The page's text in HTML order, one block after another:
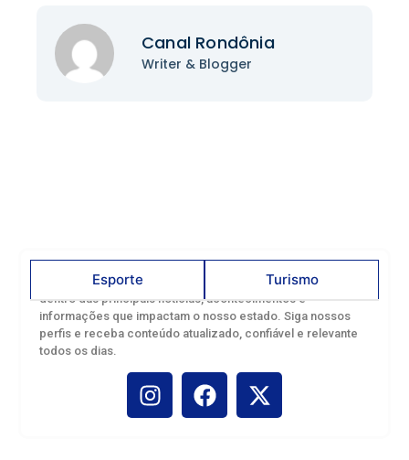
Canal Rondônia
Writer & Blogger
Esporte Turismo
Troca de figurinhas reúne famílias
em tarde de diversão na Rua do Hexa
Porto Velho agora é Capital nacional
da pesca esportiva e observação de
Acompanhe o Canal Rondônia nas redes sociais e fique por
dentro das principais notícias, acontecimentos e
informações que impactam o nosso estado. Siga nossos
perfis e receba conteúdo atualizado, confiável e relevante
todos os dias.